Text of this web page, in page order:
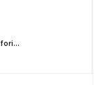
fori...